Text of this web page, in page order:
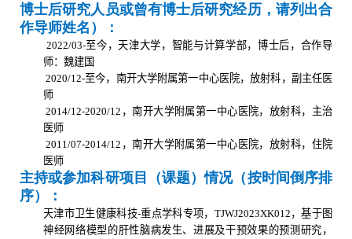
博士后研究人员或曾有博士后研究经历，请列出合
作导师姓名）：
2022/03-至今，天津大学，智能与计算学部，博士后，合作导
师：魏建国
2020/12-至今，南开大学附属第一中心医院，放射科，副主任医
师
2014/12-2020/12 ，南开大学附属第一中心医院，放射科，主治
医师
2011/07-2014/12 ，南开大学附属第一中心医院，放射科，住院
医师
主持或参加科研项目（课题）情况（按时间倒序排
序）：
天津市卫生健康科技-重点学科专项， TJWJ2023XK012 ，基于图
神经网络模型的肝性脑病发生、进展及干预效果的预测研究，